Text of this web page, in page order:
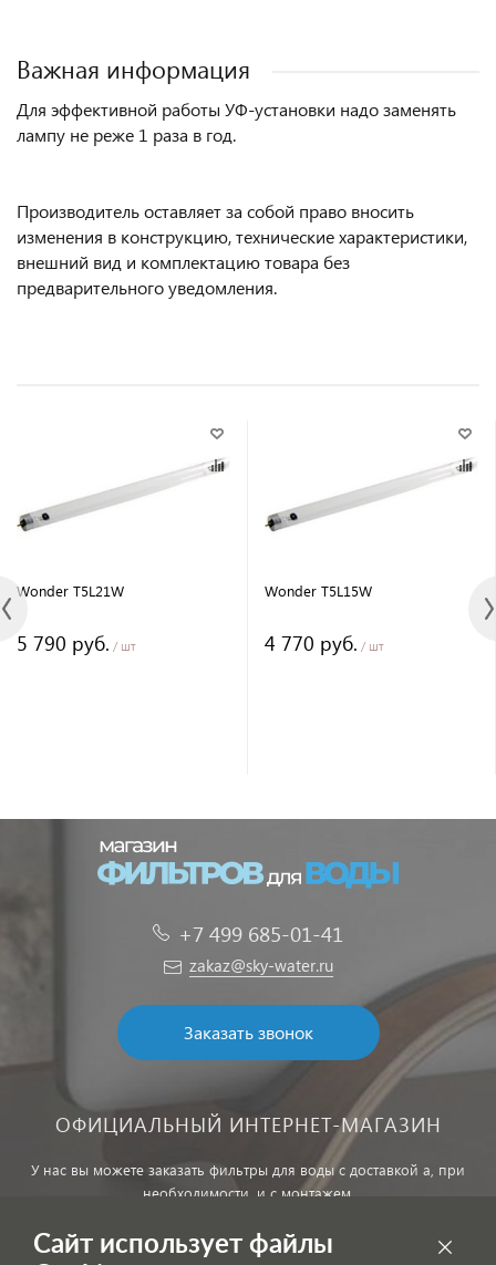
Важная информация
Для эффективной работы УФ-установки надо заменять
лампу не реже 1 раза в год.
Производитель оставляет за собой право вносить
изменения в конструкцию, технические характеристики,
внешний вид и комплектацию товара без
предварительного уведомления.
Wonder T5L21W
5 790 руб. / шт
Wonder T5L15W
4 770 руб. / шт
+7 499 685-01-41
zakaz@sky-water.ru
Заказать звонок
ОФИЦИАЛЬНЫЙ ИНТЕРНЕТ-МАГАЗИН
У нас вы можете заказать фильтры для воды с доставкой а, при
необходимости, и с монтажем.
Сайт использует файлы